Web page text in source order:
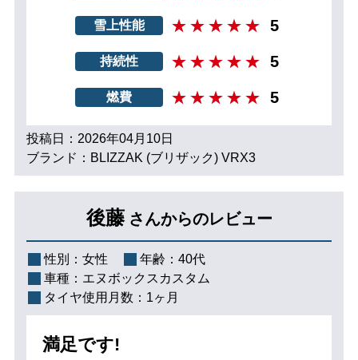
雪上性能 5
持続性 5
燃費 5
投稿日：2026年04月10日
ブランド：BLIZZAK (ブリザック) VRX3
後藤 さんからのレビュー
性別： 女性 年齢： 40代
車種： エヌボックスカスタム
タイヤ使用月数： 1ヶ月
満足です!